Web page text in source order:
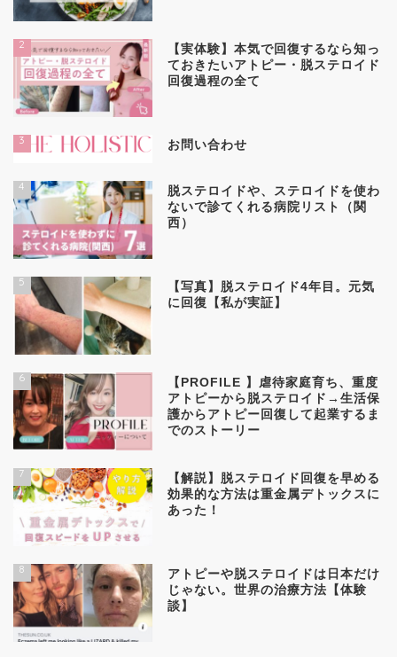
2
【実体験】本気で回復するなら知っ
ておきたいアトピー・脱ステロイド
回復過程の全て
3 お問い合わせ
4
脱ステロイドや、ステロイドを使わ
ないで診てくれる病院リスト（関
西）
5
【写真】脱ステロイド4年目。元気
に回復【私が実証】
6
【PROFILE 】虐待家庭育ち、重度
アトピーから脱ステロイド→生活保
護からアトピー回復して起業するま
でのストーリー
7
【解説】脱ステロイド回復を早める
効果的な方法は重金属デトックスに
あった！
8
アトピーや脱ステロイドは日本だけ
じゃない。世界の治療方法【体験
談】